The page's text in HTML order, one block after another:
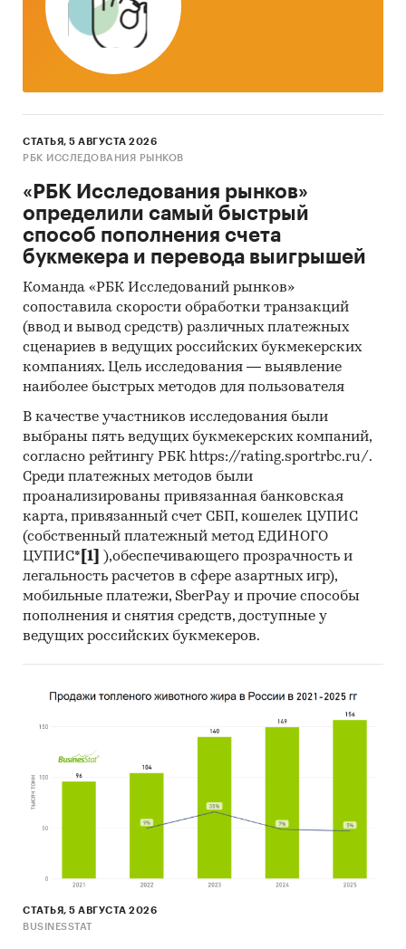
Интернет; материалов маркетинговых и консалтинговых
компаний; результаты исследований DISCOVERY Research
Традиционный контент-анализ документов.
Базы данных ФТС РФ, ФСГС РФ (Росстат).
Печатные и электронные деловые и
специализированные издания, аналитические обзоры.
Ресурсы сети Интернет в России и мире.
Материалы участников отечественного и мирового
рынков.
Результаты исследований маркетинговых и
Материалы отраслевых учреждений и базы данных.
Результаты исследований DISCOVERY Research Group.
Категории: Транспорт и логистика /
Воздушный транспорт / Грузовые перевозки
Россия
СТАТЬЯ, 5 АВГУСТА 2026
РБК ИССЛЕДОВАНИЯ РЫНКОВ
«РБК Исследования рынков»
определили самый быстрый
способ пополнения счета
букмекера и перевода выигрышей
Команда «РБК Исследований рынков»
сопоставила скорости обработки транзакций
(ввод и вывод средств) различных платежных
сценариев в ведущих российских букмекерских
компаниях. Цель исследования — выявление
наиболее быстрых методов для пользователя
В качестве участников исследования были
выбраны пять ведущих букмекерских компаний,
согласно рейтингу РБК https://rating.sportrbc.ru/.
Среди платежных методов были
проанализированы привязанная банковская
карта, привязанный счет СБП, кошелек ЦУПИС
(собственный платежный метод ЕДИНОГО
ЦУПИС* [1]
),обеспечивающего прозрачность и
легальность расчетов в сфере азартных игр),
мобильные платежи, SberPay и прочие способы
пополнения и снятия средств, доступные у
ведущих российских букмекеров.
СТАТЬЯ, 5 АВГУСТА 2026
BUSINESSTAT